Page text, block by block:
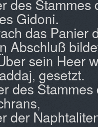
des
Gidoni.
das Panier
Abschluß
sein Heer
gesetzt.
des
der